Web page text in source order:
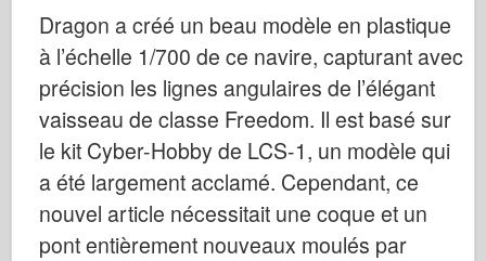
Zvezda
Albums-Photos
Se promener
Livres
Dvd
Contact
Dragon a créé un beau modèle en plastique
à l’échelle 1/700 de ce navire, capturant avec
précision les lignes angulaires de l’élégant
vaisseau de classe Freedom. Il est basé sur
le kit Cyber-Hobby de LCS-1, un modèle qui
a été largement acclamé. Cependant, ce
nouvel article nécessitait une coque et un
pont entièrement nouveaux moulés par